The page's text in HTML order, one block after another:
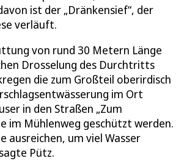
ist der „Dränkensief“, der
verläuft.
von rund 30 Metern Länge
Drosselung des Durchtritts
die zum Großteil oberirdisch
im Ort
in den Straßen „Zum
im Mühlenweg geschützt werden.
ausreichen, um viel Wasser
Pütz.